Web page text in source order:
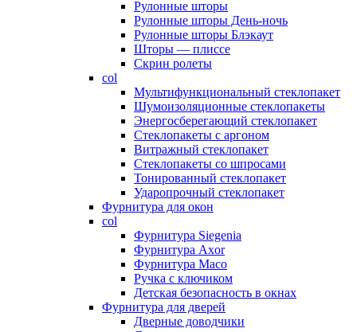
Рулонные шторы
Рулонные шторы День-ночь
Рулонные шторы Блэкаут
Шторы — плиссе
Скрин ролеты
col
Мультифункциональный стеклопакет
Шумоизоляционные стеклопакеты
Энергосберегающий стеклопакет
Стеклопакеты с аргоном
Витражный стеклопакет
Стеклопакеты со шпросами
Тонированный стеклопакет
Ударопрочный стеклопакет
Фурнитура для окон
col
Фурнитура Siegenia
Фурнитура Axor
Фурнитура Maco
Ручка с ключиком
Детская безопасность в окнах
Фурнитура для дверей
Дверные доводчики